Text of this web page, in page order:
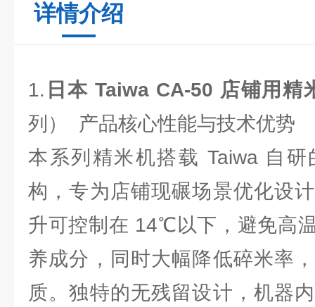
详情介绍
1. 日本 Taiwa CA-50 店铺用精
列） 产品核心性能与技术优势
本系列精米机搭载 Taiwa 自
构，专为店铺现碾场景优化设
升可控制在 14℃以下，避免高
养成分，同时大幅降低碎米率
质。独特的无残留设计，机器